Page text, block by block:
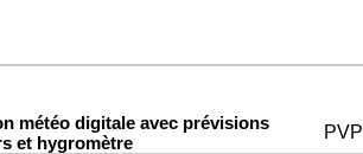
météo digitale avec prévisions
et hygromètre
PVP